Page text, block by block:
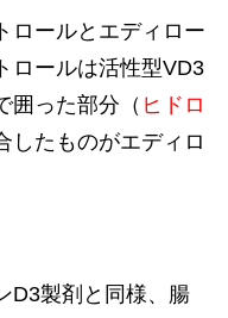
ロールとエディロー
ロールは活性型VD3
囲った部分（ ヒドロ
したものがエディロ
D3製剤と同様、腸